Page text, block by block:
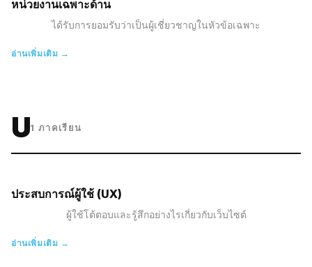
หน่วยงานเฉพาะด้าน
ได้รับการยอมรับว่าเป็นผู้เชี่ยวชาญในหัวข้อเฉพาะ
อ่านเพิ่มเติม →
U1 ภาคเรียน
ประสบการณ์ผู้ใช้ (UX)
ผู้ใช้โต้ตอบและรู้สึกอย่างไรเกี่ยวกับเว็บไซต์
อ่านเพิ่มเติม →